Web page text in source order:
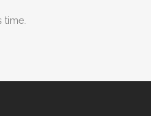
time.